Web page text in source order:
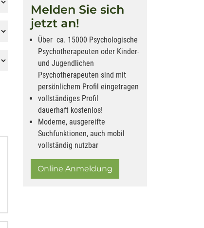
Melden Sie sich
jetzt an!
Über ca. 15000 Psychologische
Psychotherapeuten oder Kinder-
und Jugendlichen
Psychotherapeuten sind mit
persönlichem Profil eingetragen
vollständiges Profil
dauerhaft kostenlos!
Moderne, ausgereifte
Suchfunktionen, auch mobil
vollständig nutzbar
Online Anmeldung